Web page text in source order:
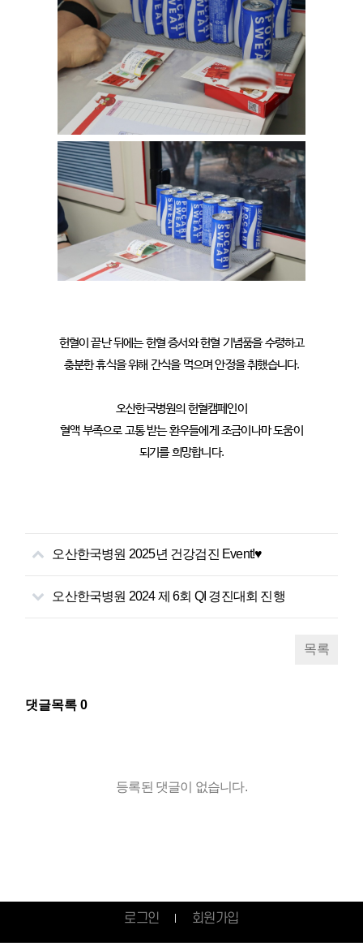
헌혈이 끝난 뒤에는 헌혈 증서와 헌혈 기념품을 수령하고
충분한 휴식을 위해 간식을 먹으며 안정을 취했습니다.
오산한국병원의 헌혈캠페인이
혈액 부족으로 고통 받는 환우들에게 조금이나마 도움이
되기를 희망합니다.
오산한국병원 2025년 건강검진 Event!♥
오산한국병원 2024 제 6회 QI 경진대회 진행
목록
댓글목록0
등록된 댓글이 없습니다.
로그인 회원가입